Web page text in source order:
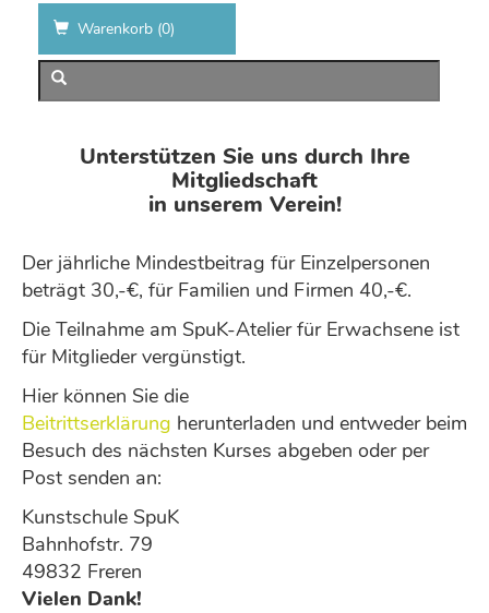
Warenkorb (0)
Unterstützen Sie uns durch Ihre
Mitgliedschaft
in unserem Verein!
Der jährliche Mindestbeitrag für Einzelpersonen
beträgt 30,-€, für Familien und Firmen 40,-€.
Die Teilnahme am SpuK-Atelier für Erwachsene ist
für Mitglieder vergünstigt.
Hier können Sie die
Beitrittserklärung herunterladen und entweder beim
Besuch des nächsten Kurses abgeben oder per
Post senden an:
Kunstschule SpuK
Bahnhofstr. 79
49832 Freren
Vielen Dank!